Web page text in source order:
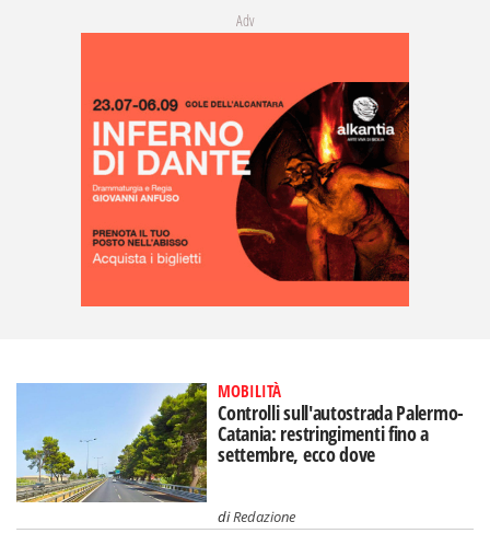
Adv
MOBILITÀ
Controlli sull'autostrada Palermo-
Catania: restringimenti fino a
settembre, ecco dove
diRedazione